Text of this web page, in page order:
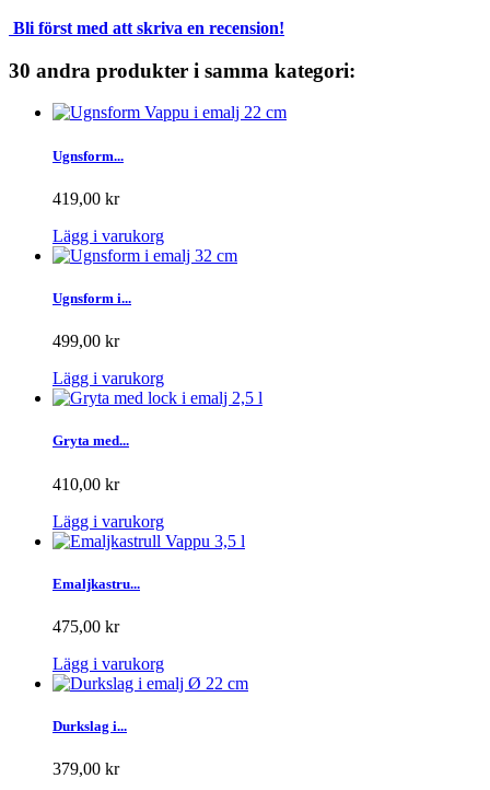
Bli först med att skriva en recension!
30 andra produkter i samma kategori:
Ugnsform...
419,00 kr
Lägg i varukorg
Ugnsform i...
499,00 kr
Lägg i varukorg
Gryta med...
410,00 kr
Lägg i varukorg
Emaljkastru...
475,00 kr
Lägg i varukorg
Durkslag i...
379,00 kr